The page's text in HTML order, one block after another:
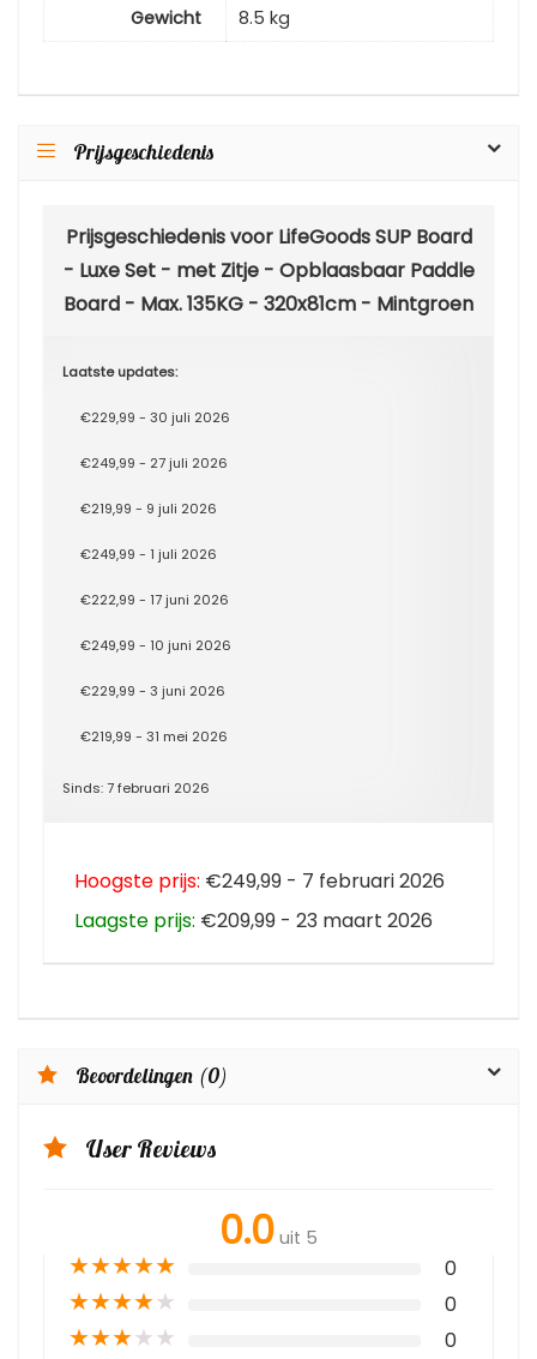
Gewicht
8.5 kg
Prijsgeschiedenis
Prijsgeschiedenis voor LifeGoods SUP Board
- Luxe Set - met Zitje - Opblaasbaar Paddle
Board - Max. 135KG - 320x81cm - Mintgroen
Laatste updates:
€229,99 - 30 juli 2026
€249,99 - 27 juli 2026
€219,99 - 9 juli 2026
€249,99 - 1 juli 2026
€222,99 - 17 juni 2026
€249,99 - 10 juni 2026
€229,99 - 3 juni 2026
€219,99 - 31 mei 2026
Sinds: 7 februari 2026
Hoogste prijs: €249,99 - 7 februari 2026
Laagste prijs: €209,99 - 23 maart 2026
Beoordelingen (0)
User Reviews
0.0 uit 5
★★★★★ 0
★★★★★ 0
★★★★★ 0